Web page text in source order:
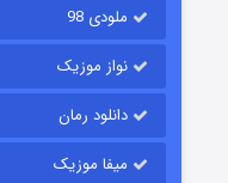
ملودی 98
نواز موزیک
دانلود رمان
میفا موزیک